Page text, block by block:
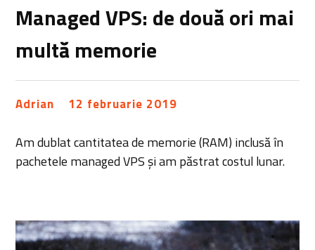
Managed VPS: de două ori mai
multă memorie
Adrian 12 februarie 2019
Am dublat cantitatea de memorie (RAM) inclusă în
pachetele managed VPS și am păstrat costul lunar.